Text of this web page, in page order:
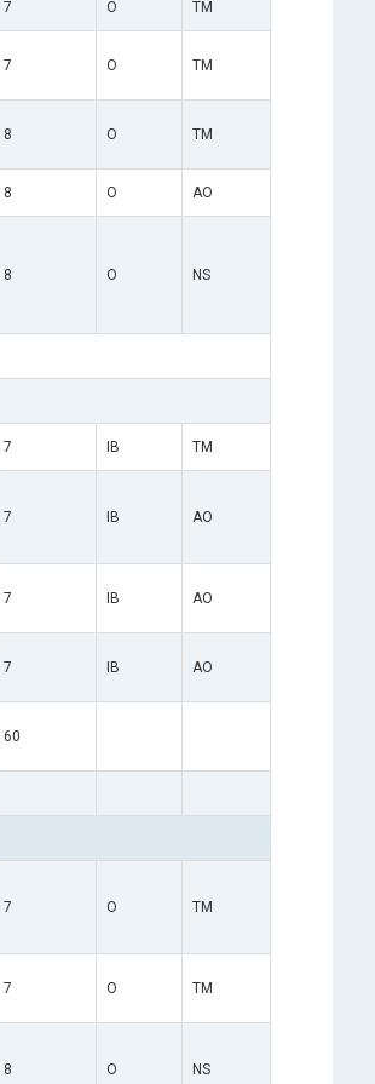
7 O TM
7 O TM
8 O TM
8 O AO
8 O NS
7 IB TM
7 IB AO
7 IB AO
7 IB AO
60
7 O TM
7 O TM
8 O NS